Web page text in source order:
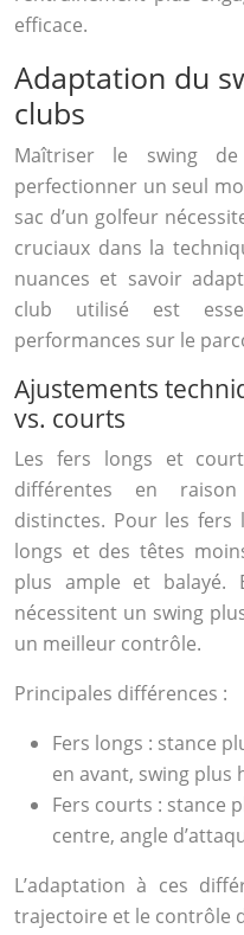
efficace.
Adaptation du
clubs
Maîtriser le swing
perfectionner un seul
sac d’un golfeur
cruciaux dans la
nuances et savoir
club utilisé est
performances sur le
Ajustements
vs. courts
Les fers longs et
différentes en
distinctes. Pour les
longs et des têtes
plus ample et balayé.
nécessitent un swing
un meilleur contrôle.
Principales différences :
Fers longs : stance
en avant, swing plus
Fers courts : stance
centre, angle
L’adaptation à ces
trajectoire et le contrôle